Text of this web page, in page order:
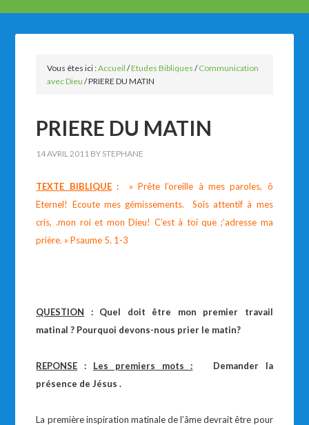
Vous êtes ici :Accueil /Etudes Bibliques /Communication
avec Dieu /PRIERE DU MATIN
PRIERE DU MATIN
14 AVRIL 2011 BY STEPHANE
TEXTE BIBLIQUE: » Prête l’oreille à mes paroles, ô
Eternel! Ecoute mes gémissements. Sois attentif à mes
cris, .mon roi et mon Dieu! C’est à toi que ;’adresse ma
prière. » Psaume 5. 1-3
QUESTION : Quel doit être mon premier travail
matinal ? Pourquoi devons-nous prier le matin?
REPONSE : Les premiers mots : Demander la
présence de Jésus .
La première inspiration matinale de l’âme devrait être pour